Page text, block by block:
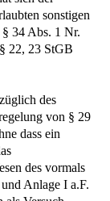
sonstigen
34 Abs. 1 Nr.
22, 23 StGB
des
von § 29
dass ein
des vormals
Anlage I a.F.